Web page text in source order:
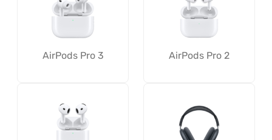
AirPods Pro 3 AirPods Pro 2